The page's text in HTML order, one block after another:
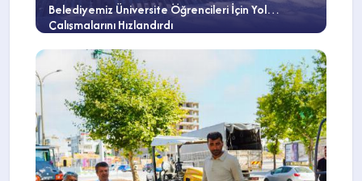
Belediyemiz Üniversite Öğrencileri İçin Yol
Çalışmalarını Hızlandırdı